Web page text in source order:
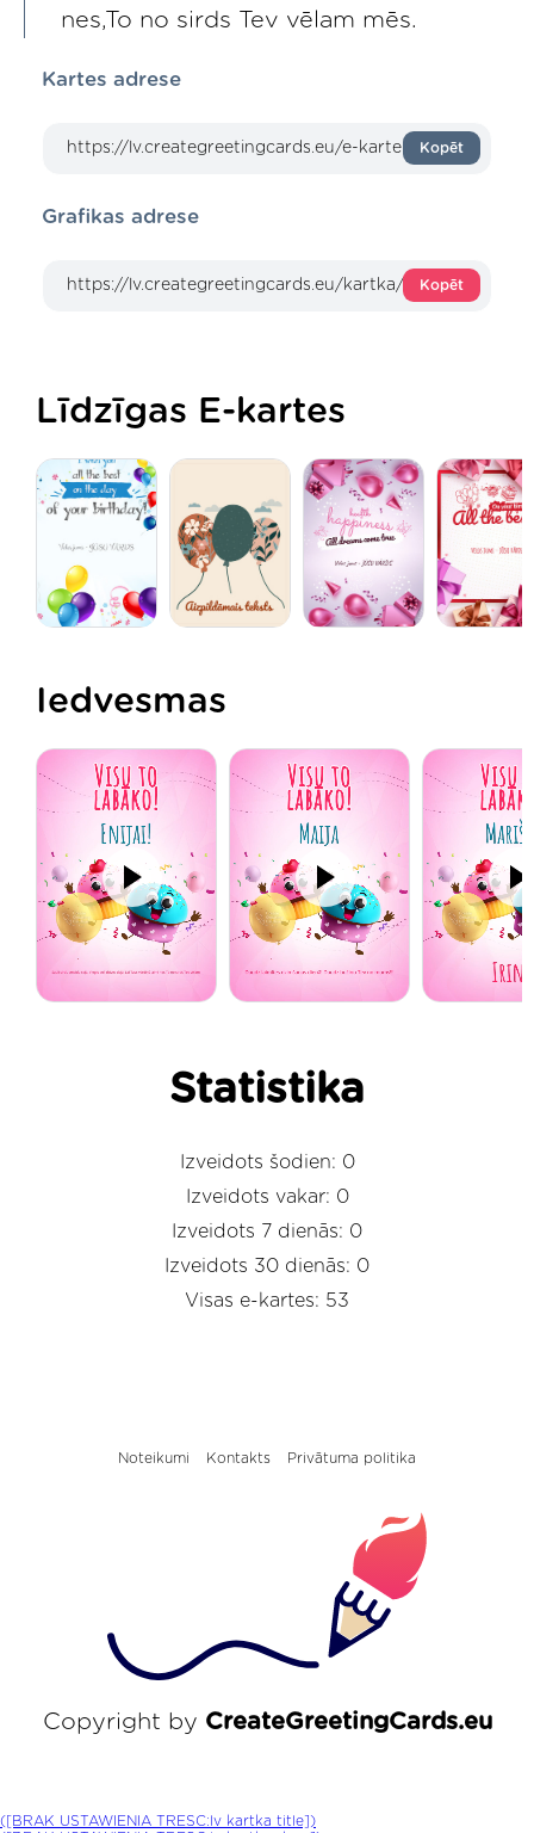
nes,To no sirds Tev vēlam mēs.
Kartes adrese
Kopēt
Grafikas adrese
Kopēt
Līdzīgas E-kartes
Iedvesmas
Statistika
Izveidots šodien: 0
Izveidots vakar: 0
Izveidots 7 dienās: 0
Izveidots 30 dienās: 0
Visas e-kartes: 53
Noteikumi Kontakts Privātuma politika
Copyright by CreateGreetingCards.eu
([BRAK USTAWIENIA TRESC:lv kartka title])